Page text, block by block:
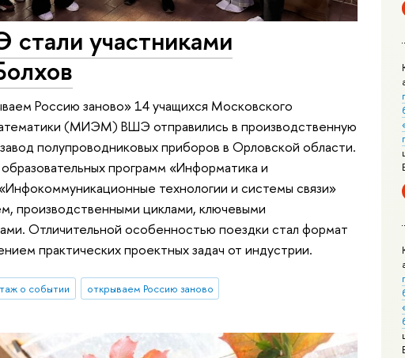
участниками
Россию заново» 14 учащихся Московского
(МИЭМ) ВШЭ отправились в производственную
полупроводниковых приборов в Орловской области.
программ «Информатика и
технологии и системы связи»
производственными циклами, ключевыми
Отличительной особенностью поездки стал формат
практических проектных задач от индустрии.
о событии открываем Россию заново